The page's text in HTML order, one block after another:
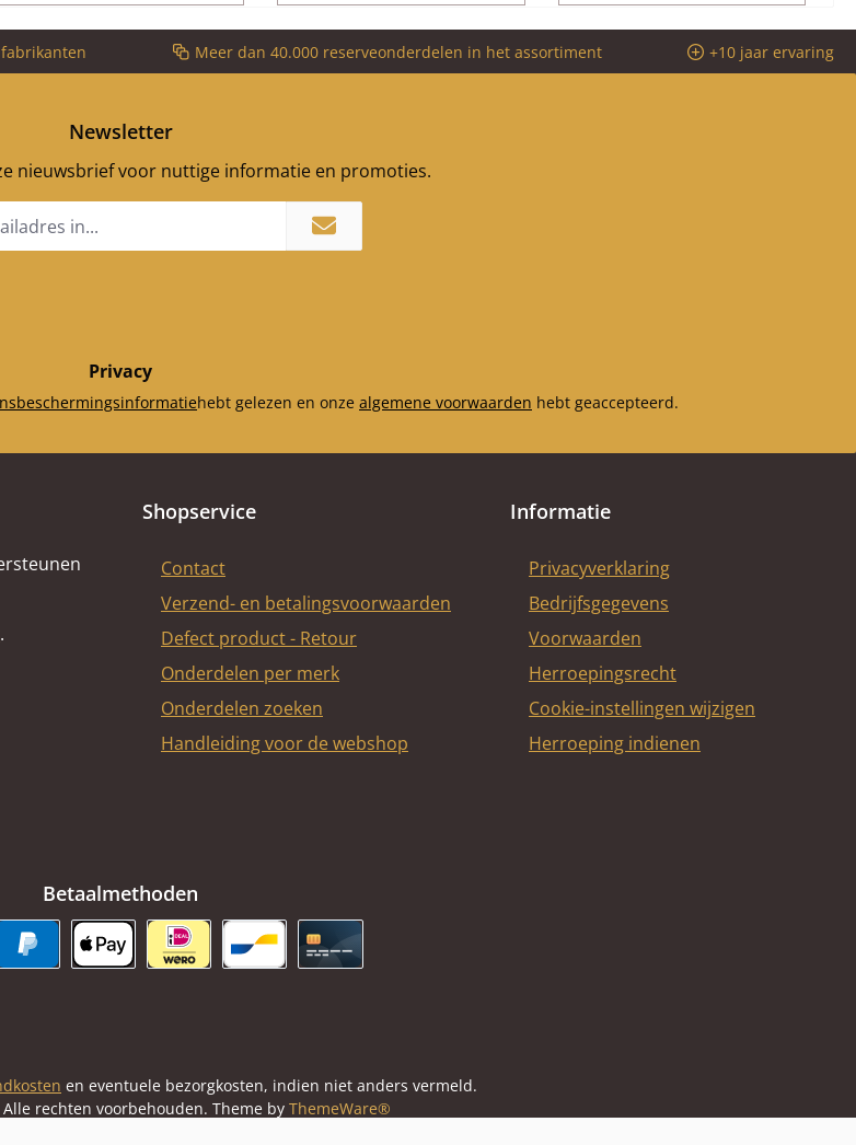
Meer dan 40.000 reserveonderdelen in het assortiment +10 jaar ervaring
Newsletter
nieuwsbrief voor nuttige informatie en promoties.
Privacy
hebt gelezen en onze algemene voorwaarden hebt geaccepteerd.
.
Shopservice
Contact
Verzend- en betalingsvoorwaarden
Defect product - Retour
Onderdelen per merk
Onderdelen zoeken
Handleiding voor de webshop
Informatie
Privacyverklaring
Bedrijfsgegevens
Voorwaarden
Herroepingsrecht
Cookie-instellingen wijzigen
Herroeping indienen
Betaalmethoden
en eventuele bezorgkosten, indien niet anders vermeld.
rechten voorbehouden. Theme by ThemeWare®